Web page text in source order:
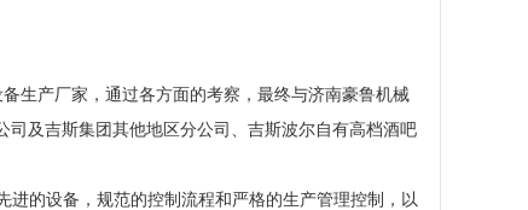
生产厂家，通过各方面的考察，最终与济南豪鲁机械
及吉斯集团其他地区分公司、吉斯波尔自有高档酒吧
的设备，规范的控制流程和严格的生产管理控制，以